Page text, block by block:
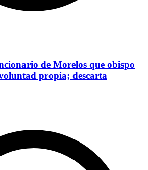
de Morelos que obispo
propia; descarta